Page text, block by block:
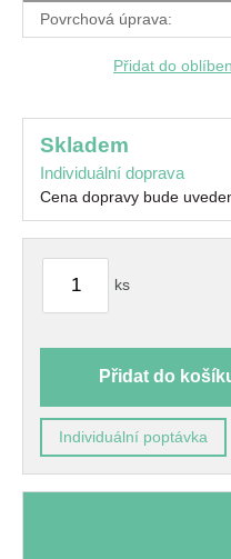
Povrchová úprava:
Přidat do
skladem
Individuální doprava
Cena dopravy bude
ks
Přidat do
Individuální poptávka